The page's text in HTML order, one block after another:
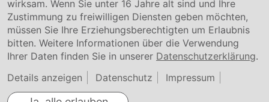
wirksam. Wenn Sie unter 16 Jahre alt sind und Ihre
Zustimmung zu freiwilligen Diensten geben möchten,
müssen Sie Ihre Erziehungsberechtigten um Erlaubnis
bitten. Weitere Informationen über die Verwendung
Ihrer Daten finden Sie in unserer Datenschutzerklärung.
Details anzeigen
Datenschutz Impressum